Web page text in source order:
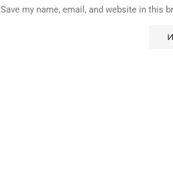
Save my name, email, and website in this